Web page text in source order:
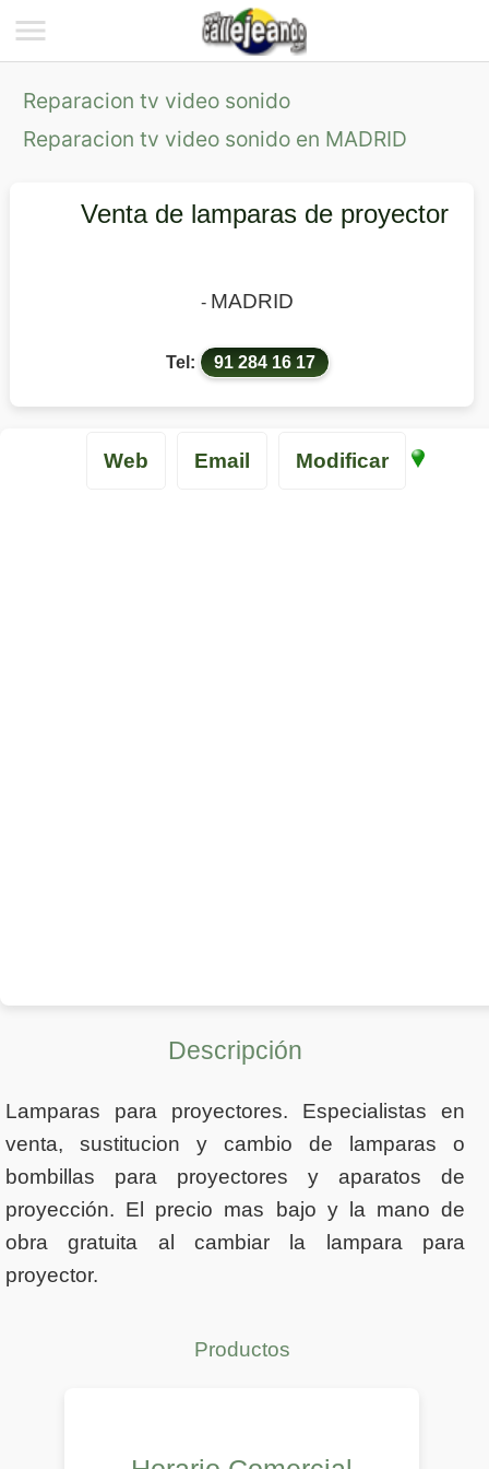
Reparacion tv video sonido
Reparacion tv video sonido en MADRID
Venta de lamparas de proyector
- MADRID
Tel: 91 284 16 17
Web Email Modificar
Descripción
Lamparas para proyectores. Especialistas en
venta, sustitucion y cambio de lamparas o
bombillas para proyectores y aparatos de
proyección. El precio mas bajo y la mano de
obra gratuita al cambiar la lampara para
proyector.
Productos